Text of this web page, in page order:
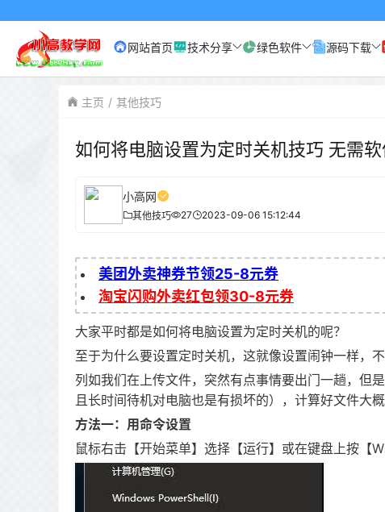
网站首页 技术分享 绿色软件 源码下载
主页 其他技巧
如何将电脑设置为定时关机技巧 无需软
小高网
其他技巧 27 2023-09-06 15:12:44
美团外卖神券节领25-8元券
淘宝闪购外卖红包领30-8元券
大家平时都是如何将电脑设置为定时关机的呢？
至于为什么要设置定时关机，这就像设置闹钟一样，
列如我们在上传文件，突然有点事情要出门一趟，但
且长时间待机对电脑也是有损坏的），计算好文件大
方法一：用命令设置
鼠标右击【开始菜单】选择【运行】或在键盘上按【